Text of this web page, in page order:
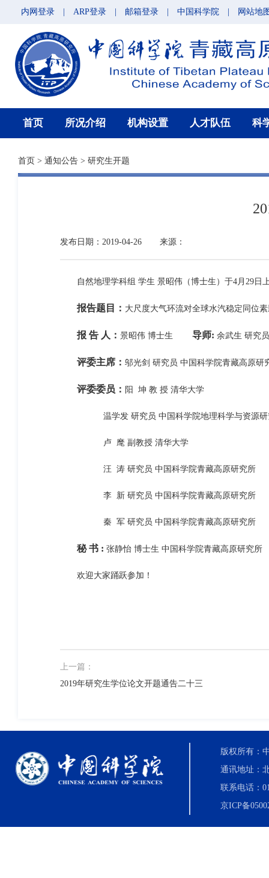
内网登录 ARP登录 邮箱登录 中国科学院 网站地
首页 所况介绍 机构设置 人才队伍 科
首页 > 通知公告 > 研究生开题
发布日期：2019-04-26 来源：
自然地理学科组 学生 景昭伟（博士生）于4月29日
报告题目： 大尺度大气环流对全球水汽稳定同位
报 告 人： 景昭伟 博士生 导师: 余武生 研究员
评委主席： 邬光剑 研究员 中国科学院青藏高原研
评委委员： 阳 坤 教 授 清华大学
温学发 研究员 中国科学院地理科学与资源研
卢 麾 副教授 清华大学
汪 涛 研究员 中国科学院青藏高原研究所
李 新 研究员 中国科学院青藏高原研究所
秦 军 研究员 中国科学院青藏高原研究所
秘 书 : 张静怡 博士生 中国科学院青藏高原研究所
欢迎大家踊跃参加！
上一篇：
2019年研究生学位论文开题通告二十三
版权所有：
通讯地址：
联系电话：
京ICP备